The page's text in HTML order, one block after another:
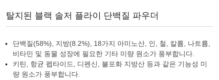
탈지된 블랙 솔저 플라이 단백질 파우더
단백질(58%), 지방(8.2%), 18가지 아미노산, 인, 철, 칼륨, 나트륨,
비타민 및 동물 성장에 필요한 기타 미량 원소가 풍부합니다.
키틴, 항균 펩타이드, 디펜신, 불포화 지방산 등과 같은 기능성 미
량 원소가 풍부합니다.